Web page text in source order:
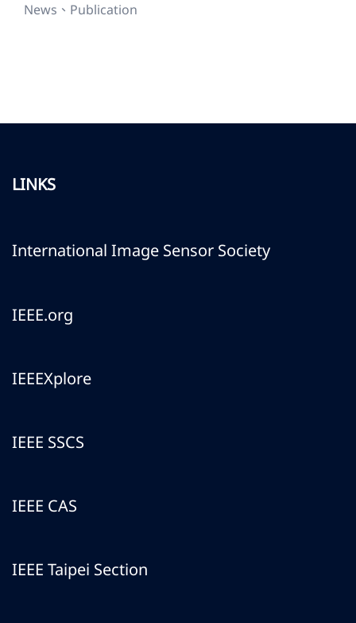
News、Publication
LINKS
International Image Sensor Society
IEEE.org
IEEEXplore
IEEE SSCS
IEEE CAS
IEEE Taipei Section